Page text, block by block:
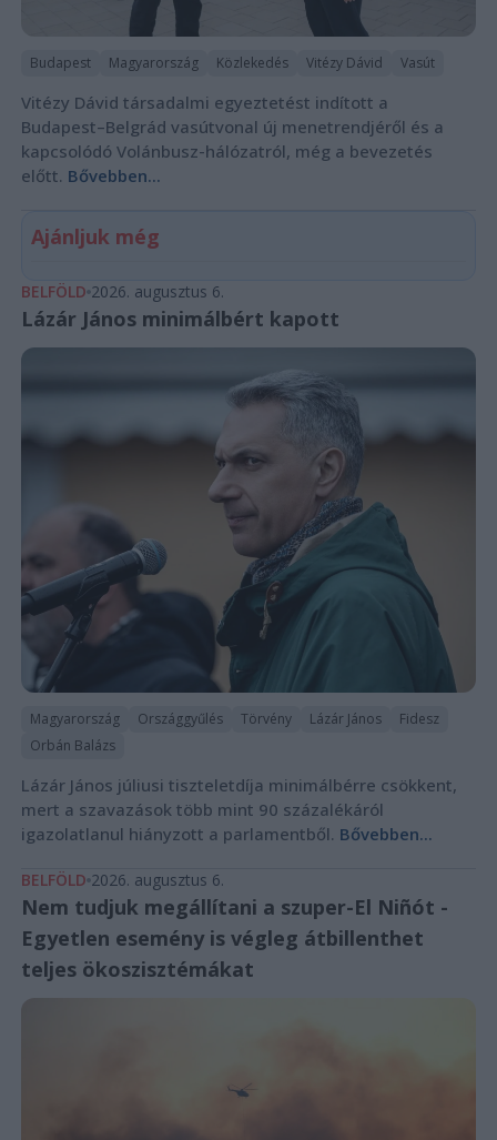
Budapest Magyarország Közlekedés Vitézy Dávid Vasút
Vitézy Dávid társadalmi egyeztetést indított a
Budapest–Belgrád vasútvonal új menetrendjéről és a
kapcsolódó Volánbusz-hálózatról, még a bevezetés
előtt. Bővebben...
Ajánljuk még
BELFÖLD 2026. augusztus 6.
Lázár János minimálbért kapott
Magyarország Országgyűlés Törvény Lázár János
Fidesz
Orbán Balázs
Lázár János júliusi tiszteletdíja minimálbérre csökkent,
mert a szavazások több mint 90 százalékáról
igazolatlanul hiányzott a parlamentből. Bővebben...
BELFÖLD 2026. augusztus 6.
Nem tudjuk megállítani a szuper-El Niñót -
Egyetlen esemény is végleg átbillenthet
teljes ökoszisztémákat